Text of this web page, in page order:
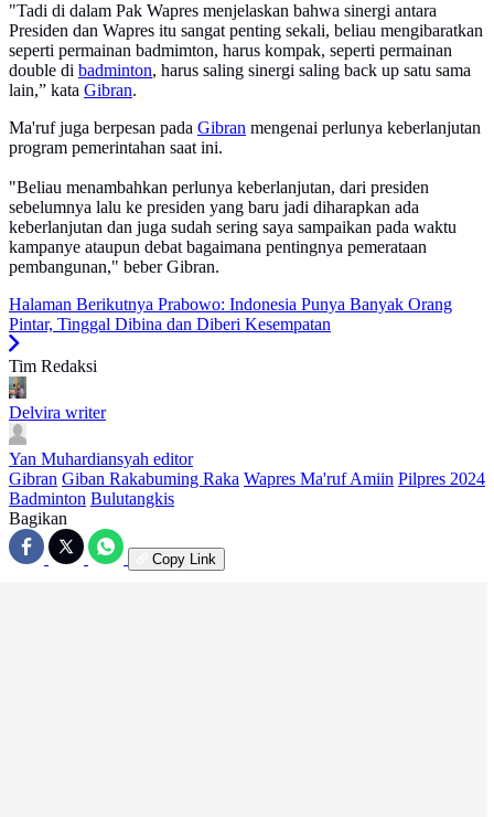
"Tadi di dalam Pak Wapres menjelaskan bahwa sinergi antara
Presiden dan Wapres itu sangat penting sekali, beliau mengibaratkan
seperti permainan badmimton, harus kompak, seperti permainan
double di badminton, harus saling sinergi saling back up satu sama
lain,” kata Gibran.
Ma'ruf juga berpesan pada Gibran mengenai perlunya keberlanjutan
program pemerintahan saat ini.
"Beliau menambahkan perlunya keberlanjutan, dari presiden
sebelumnya lalu ke presiden yang baru jadi diharapkan ada
keberlanjutan dan juga sudah sering saya sampaikan pada waktu
kampanye ataupun debat bagaimana pentingnya pemerataan
pembangunan," beber Gibran.
Halaman Berikutnya Prabowo: Indonesia Punya Banyak Orang
Pintar, Tinggal Dibina dan Diberi Kesempatan
Tim Redaksi
Delvira writer
Yan Muhardiansyah editor
Gibran Giban Rakabuming Raka Wapres Ma'ruf Amiin Pilpres 2024
Badminton Bulutangkis
Bagikan
Copy Link